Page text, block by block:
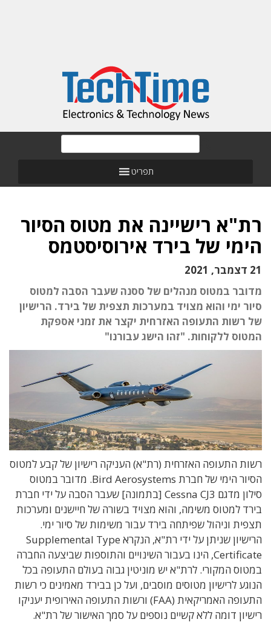
תפריט
רת"א רישיינה את מטוס הסיור
הימי של בירד אירוסיסטמס
21 דצמבר, 2021
מדובר במטוס מנהלים של ססנה שעבר הסבה למטוס
סיור ימי והוא מצויד במערכות תצפית של בירד. הרישיון
של רשות התעופה האזרחית יקצר את זמני אספקת
המטוס ללקוחות. "זהו הישג עבורנו"
רשות התעופה האזרחית (רת"א) העניקה רישיון של קבע למטוס
הסיור הימי של חברת Bird Aerosystems. מדובר במטוס
סילון מדגם Cessna CJ3 [בתמונה] שעבר הסבה על ידי חברת
בירד למטוס משימה, והוא מצויד בשורה של חיישנים ומערכות
תצפית וניהול שפיתחה בירד עבור משימות של סיור ימי.
הרישיון שניתן על ידי רת"א, הנקרא Supplemental Type
Certificate, הינו בעבור השינויים והתוספות שביצעה החברה
במטוס המקורי. לרת"א יש מוניטין גבוה בעולם התעופה בכל
הנוגע לרישיון מטוסים מוסבים, ועל כן בבירד מאמינים כי רשות
התעופה האמריקאית (FAA) ורשות התעופה האירופית יעניקו
רישיון דומה ללא קשיים נוספים על סמך האישור של רת"א.